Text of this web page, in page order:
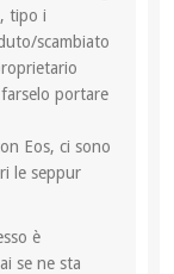
tipo i
scambiato
portare
Eos, ci sono
le seppur
è
se ne sta